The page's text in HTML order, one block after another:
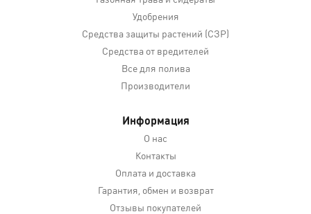
Удобрения
Средства защиты растений (СЗР)
Средства от вредителей
Все для полива
Производители
Информация
О нас
Контакты
Оплата и доставка
Гарантия, обмен и возврат
Отзывы покупателей